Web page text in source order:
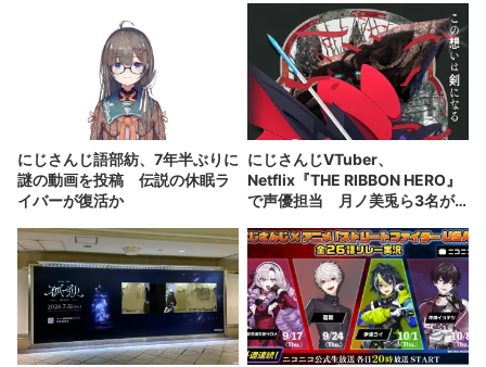
にじさんじ語部紡、7年半ぶりに
謎の動画を投稿 伝説の休眠ラ
イバーが復活か
にじさんじVTuber、
Netflix『THE RIBBON HERO』
で声優担当 月ノ美兎ら3名が